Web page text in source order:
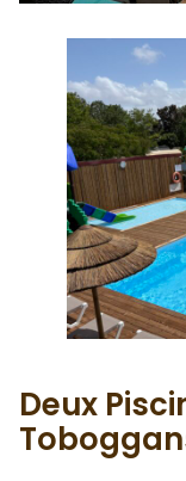
Deux